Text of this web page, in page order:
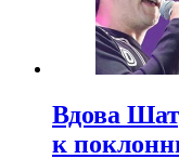
Вдова
к